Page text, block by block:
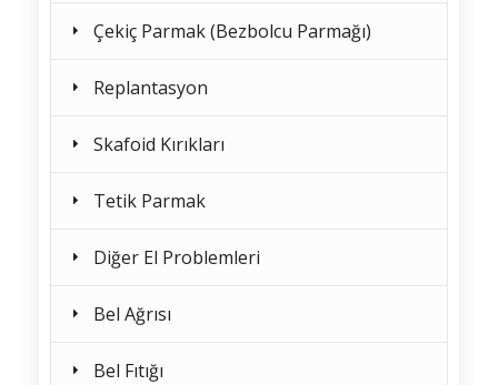
Çekiç Parmak (Bezbolcu Parmağı)
Replantasyon
Skafoid Kırıkları
Tetik Parmak
Diğer El Problemleri
Bel Ağrısı
Bel Fıtığı